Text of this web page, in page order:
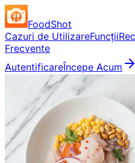
FoodShot
Cazuri de UtilizareFuncții
Frecvente
AutentificareÎncepe Acum